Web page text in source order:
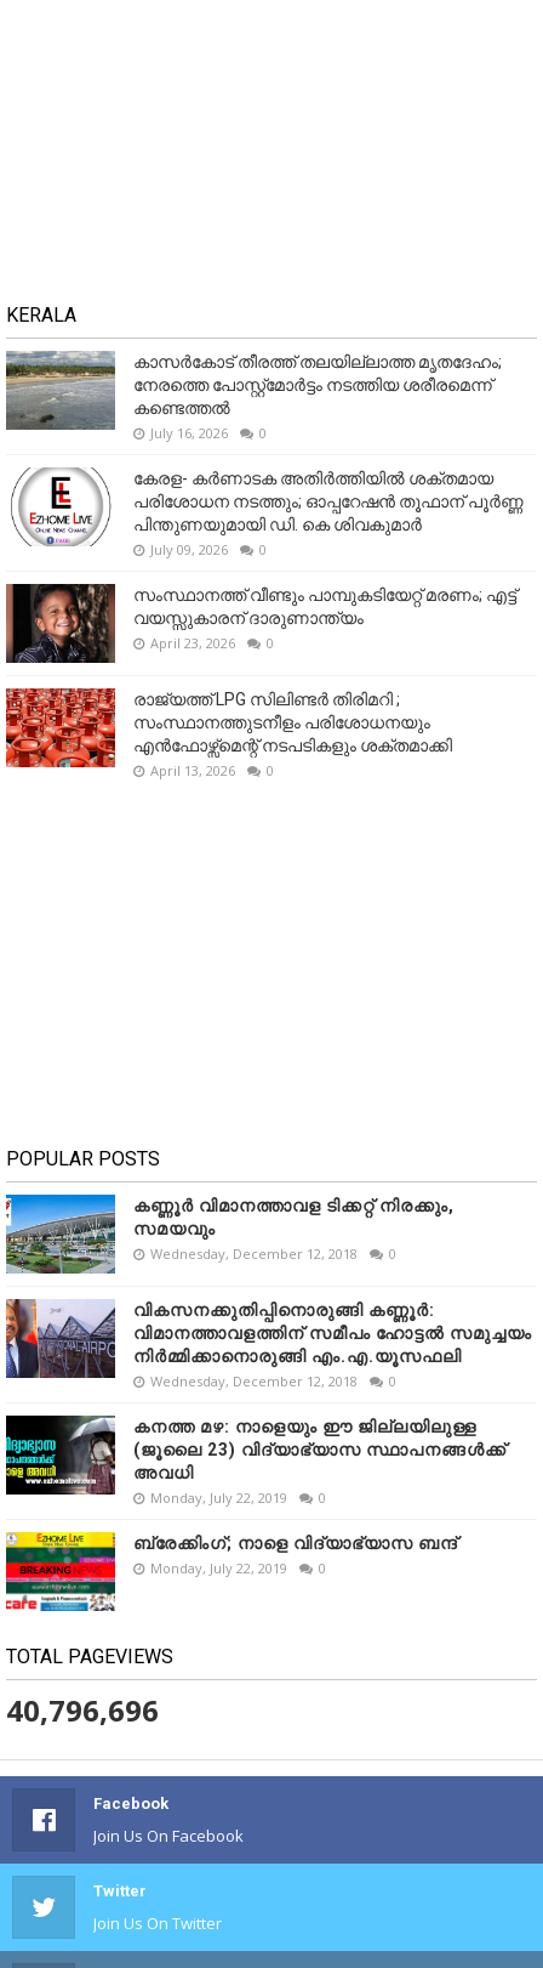
KERALA
കാസർകോട് തീരത്ത് തലയില്ലാത്ത മൃതദേഹം;
നേരത്തെ പോസ്റ്റ്‌മോർട്ടം നടത്തിയ ശരീരമെന്ന്
കണ്ടെത്തൽ
July 16, 2026 0
കേരള- കർണാടക അതിർത്തിയിൽ ശക്തമായ
പരിശോധന നടത്തും; ഓപ്പറേഷൻ തൂഫാന് പൂർണ്ണ
പിന്തുണയുമായി ഡി. കെ ശിവകുമാർ
July 09, 2026 0
സംസ്ഥാനത്ത് വീണ്ടും പാമ്പുകടിയേറ്റ് മരണം; എട്ട്
വയസ്സുകാരന് ദാരുണാന്ത്യം
April 23, 2026 0
രാജ്യത്ത് LPG സിലിണ്ടർ തിരിമറി ;
സംസ്ഥാനത്തുടനീളം പരിശോധനയും
എൻഫോഴ്സ്മെന്റ് നടപടികളും ശക്തമാക്കി
April 13, 2026 0
POPULAR POSTS
കണ്ണൂർ വിമാനത്താവള ടിക്കറ്റ് നിരക്കും,
സമയവും
Wednesday, December 12, 2018 0
വികസനക്കുതിപ്പിനൊരുങ്ങി കണ്ണൂർ:
വിമാനത്താവളത്തിന് സമീപം ഹോട്ടൽ സമുച്ചയം
നിർമ്മിക്കാനൊരുങ്ങി എം.എ.യൂസഫലി
Wednesday, December 12, 2018 0
കനത്ത മഴ: നാളെയും ഈ ജില്ലയിലുള്ള
(ജൂലൈ 23) വിദ്യാഭ്യാസ സ്ഥാപനങ്ങൾക്ക്
അവധി
Monday, July 22, 2019 0
ബ്രേക്കിംഗ്; നാളെ വിദ്യാഭ്യാസ ബന്ദ്
Monday, July 22, 2019 0
TOTAL PAGEVIEWS
40,796,696
Facebook
Join Us On Facebook
Twitter
Join Us On Twitter